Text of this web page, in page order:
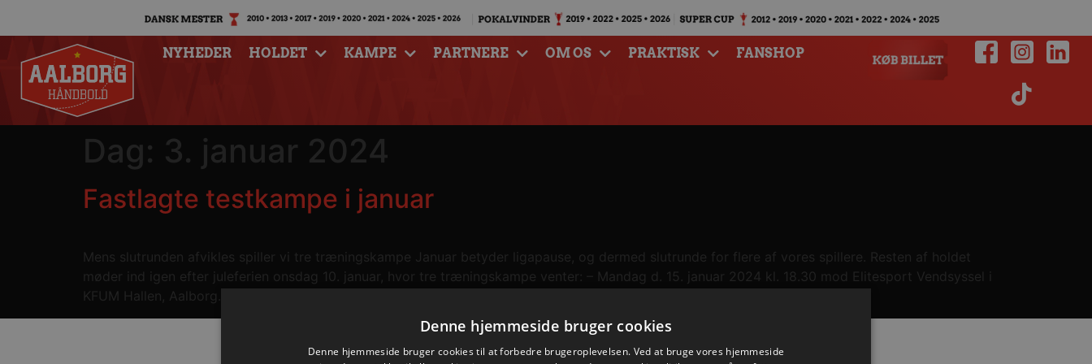
NYHEDER HOLDET KAMPE PARTNERE OM OS PRAKTISK FANSHOP
Dag: 3. januar 2024
Fastlagte testkampe i januar
Mens slutrunden afvikles spiller vi tre træningskampe Januar betyder ligapause, og dermed slutrunde for flere af vores spillere. Resten af holdet
møder ind igen efter juleferien onsdag 10. januar, hvor tre træningskampe venter: – Mandag d. 15. januar 2024 kl. 18.30 mod Elitesport Vendsyssel i
KFUM Hallen, Aalborg.– Onsdag d. 17. januar 2024 kl. 19.30 […]
Denne hjemmeside bruger cookies
Denne hjemmeside bruger cookies til at forbedre brugeroplevelsen. Ved at bruge vores hjemmeside